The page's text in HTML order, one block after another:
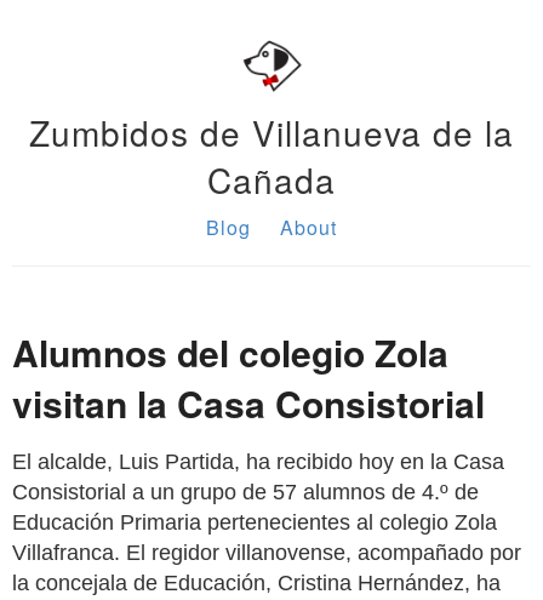
Zumbidos de Villanueva de la
Cañada
Blog About
Alumnos del colegio Zola
visitan la Casa Consistorial
El alcalde, Luis Partida, ha recibido hoy en la Casa
Consistorial a un grupo de 57 alumnos de 4.º de
Educación Primaria pertenecientes al colegio Zola
Villafranca. El regidor villanovense, acompañado por
la concejala de Educación, Cristina Hernández, ha